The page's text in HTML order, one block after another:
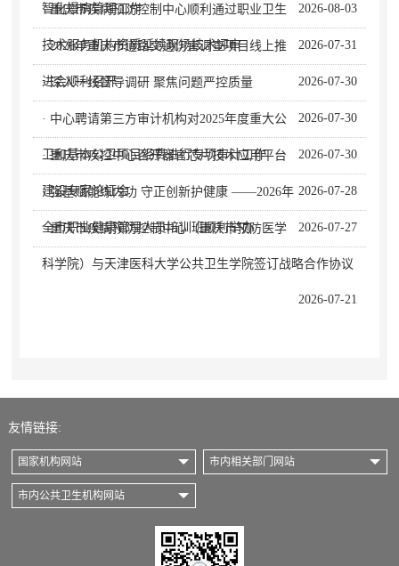
智化慢病管理工作 2026-08-03
· 重庆市疾病预防控制中心顺利通过职业卫生
技术服务机构资质延续现场技术评审 2026-07-31
· 2026年重庆市道路交通伤害调查项目线上推
进会顺利召开 2026-07-30
· 深入一线督导调研 聚焦问题严控质量
2026-07-30
· 中心聘请第三方审计机构对2025年度重大公
卫和基本公卫项目经费进行专项审计工作 2026-07-30
· 重庆市疾控中心召开器官芯片技术应用平台
建设专家论证会 2026-07-28
· 强基赋能练内功 守正创新护健康 ——2026年
全市职业健康管理人员培训班顺利举办 2026-07-27
· 重庆市疾病预防控制中心（重庆市预防医学
科学院）与天津医科大学公共卫生学院签订战略合作协议
2026-07-21
友情链接:
国家机构网站 市内相关部门网站
市内公共卫生机构网站